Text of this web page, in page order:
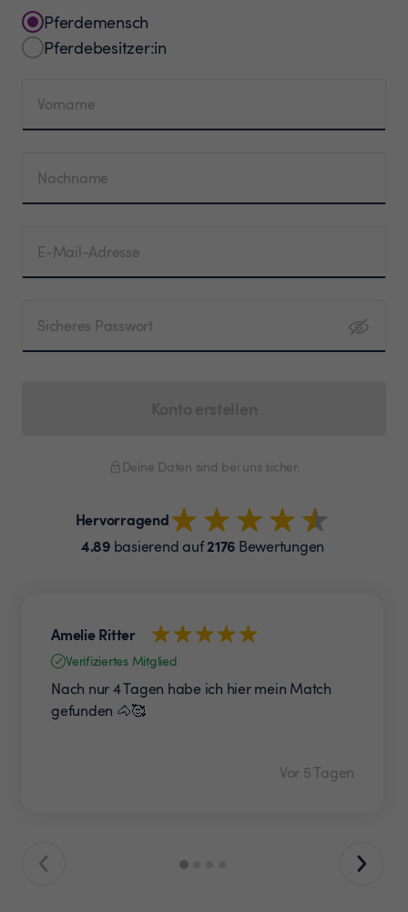
Pferdemensch
Pferdebesitzer:in
Vorname
Nachname
E-Mail-Adresse
Sicheres Passwort
Deine Daten sind bei uns sicher.
Hervorragend
4.89basierend auf2176 Bewertungen
Amelie Ritter
Verifiziertes Mitglied
Nach nur 4 Tagen habe ich hier mein Match
gefunden 🐴🥰
Vor 5 Tagen